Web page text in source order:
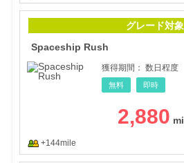
グレード対象
Spaceship Rush
獲得期間： 数日程度
無料 即時
2,880
+144mile